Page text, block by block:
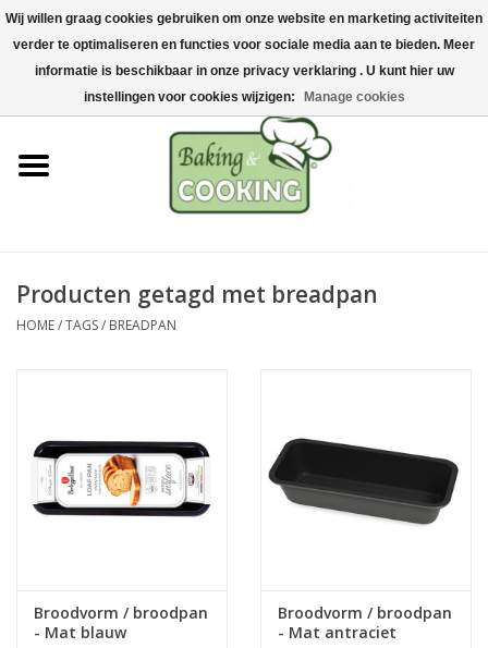
Home
Bak-& kookgerei
Machines & onderdelen
Chocolade & ijsbereiding
Hygiëne & opslag
Acties
Producten getagd met breadpan
HOME/TAGS/ BREADPAN
Broodvorm / broodpan
- Mat blauw
Broodvorm / broodpan
- Mat antraciet
Wij willen graag cookies gebruiken om onze website en marketing activiteiten
verder te optimaliseren en functies voor sociale media aan te bieden. Meer
informatie is beschikbaar in onze privacy verklaring . U kunt hier uw
instellingen voor cookies wijzigen:
Manage cookies